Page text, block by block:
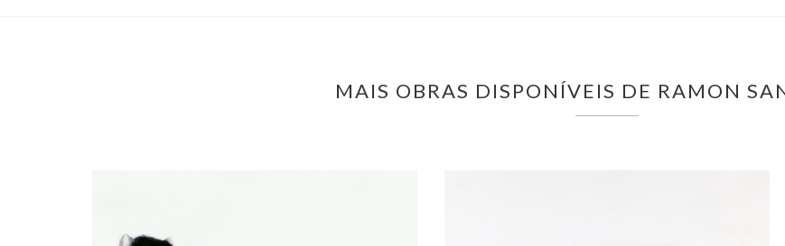
MAIS OBRAS DISPONÍVEIS DE RAMON